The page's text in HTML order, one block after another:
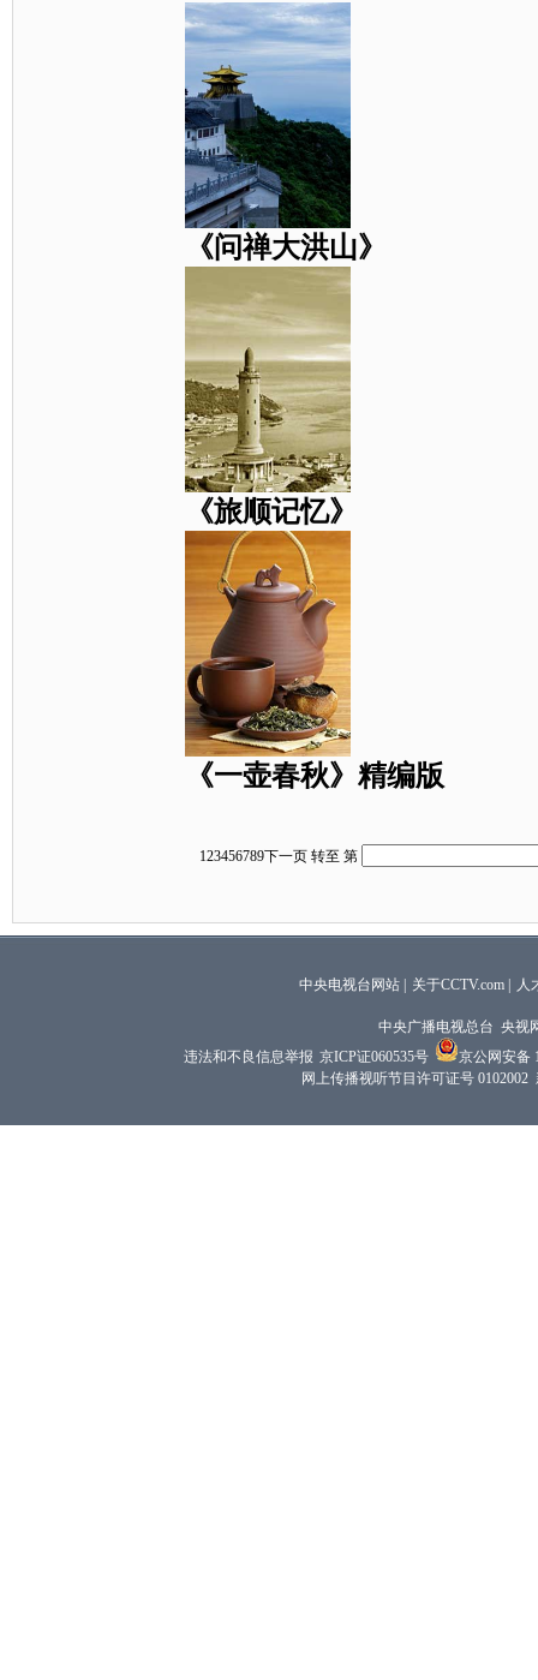
《问禅大洪山》
《旅顺记忆》
《一壶春秋》精编版
123456789下一页 转至 第
中央电视台网站 关于CCTV.com 人
中央广播电视总台 央视
违法和不良信息举报 京ICP证060535号
京公网安备
网上传播视听节目许可证号 0102002